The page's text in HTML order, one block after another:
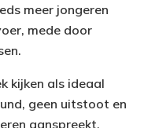
meer jongeren
mede door
kijken als ideaal
geen uitstoot en
aanspreekt.